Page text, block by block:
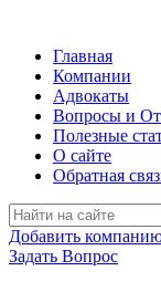
Главная
Компании
Адвокаты
Вопросы и
Полезные
О сайте
Обратная
Добавить
Задать Вопрос